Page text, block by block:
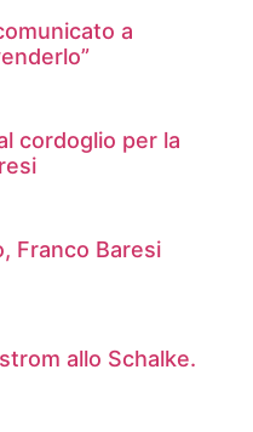
a
cordoglio per la
Franco Baresi
allo Schalke.